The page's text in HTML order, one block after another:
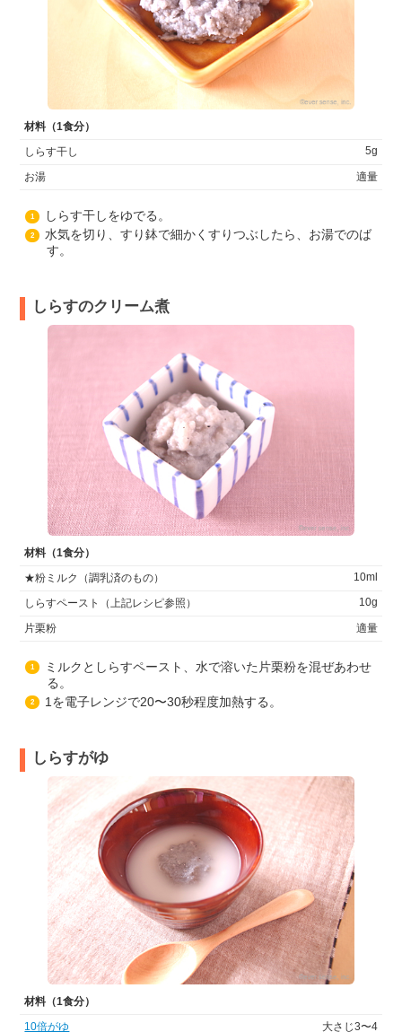
材料（1食分）
しらす干し
5g
お湯 適量
1 しらす干しをゆでる。
2
水気を切り、すり鉢で細かくすりつぶしたら、お湯でのば
す。
しらすのクリーム煮
材料（1食分）
★粉ミルク（調乳済のもの）
10ml
しらすペースト（上記レシピ参照） 10g
片栗粉 適量
1
ミルクとしらすペースト、水で溶いた片栗粉を混ぜあわせ
る。
2 1を電子レンジで20〜30秒程度加熱する。
しらすがゆ
材料（1食分）
10倍がゆ
大さじ3〜4